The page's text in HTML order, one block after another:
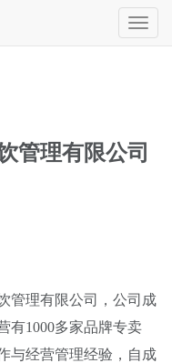
Toggle
管理有限公司
管理有限公司，公司成
有1000多家品牌专卖
与经营管理经验，自成